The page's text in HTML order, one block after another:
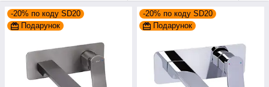
-20% по коду SD20
Подарунок
-20% по коду SD20
Подарунок